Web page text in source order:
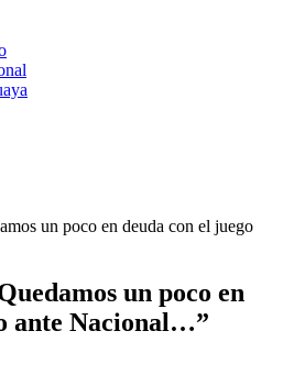
un poco en deuda con el juego
un poco en
ante Nacional…”